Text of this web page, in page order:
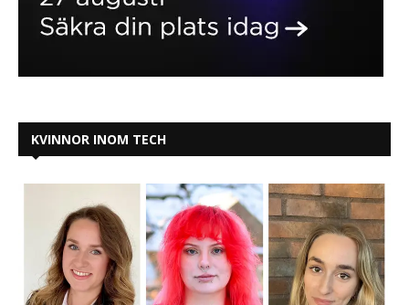
KVINNOR INOM TECH